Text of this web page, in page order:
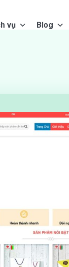
vụ Blog